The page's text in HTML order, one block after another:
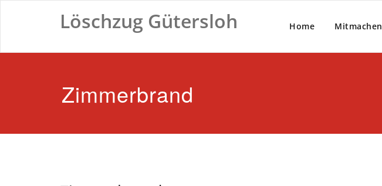
Löschzug Gütersloh Home Mitmachen
Zimmerbrand